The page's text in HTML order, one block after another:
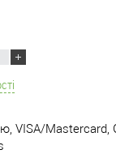
VISA/Mastercard,